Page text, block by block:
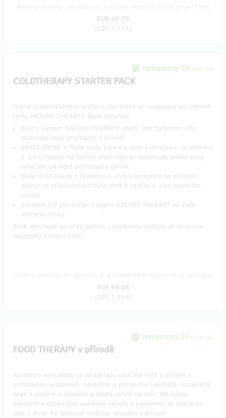
EUR 45.79
(CZK 1,111 )
remaining 38 from 50
COLDTHERAPY STARTER PACK
Nutná výbava každého otužilce, bez které se neobejdou ani členové
týmu NATURE THERAPY. Balík obsahuje:
Kulich s logem NATURE THERAPY, který vám zpříjemní vaše
otužování nebo procházky v přírodě.
BRAVE DRINK = Naše směs koření a bylin s receptem na přípravu
5 porcí nápoje na zahřátí před nebo po ponoru do ledové vody
nebo jen tak když potřebujete zahřát.
Naše směs kakaa z Ekvádoru a chilli s receptem na přípravu
nápoje na probuzení vnitřního ohně k zahřátí v tom největším
chladu.
Sněhově bílý plecháček s logem NATURE THERAPY na Vaše
oblíbené drinky.
Balík vám bude doručen poštou / zásilkovou službou až do domu
nejpozději v únoru 2021.
EUR 64.08
(CZK 1,555)
remaining 30 from 30
FOOD THERAPY v přírodě
Na tomto workshopu se od základu naučíme vařit v přírodě s
minimálním vybavením. Společně si postavíme tábořiště, rozděláme
oheň a povíme si základní pravidla vaření na ohni. Workshop
zakončíme společným uvařením večeře a povídáním se sklenkou
vína u ohně. Po domluvě možnost přespání v přírodě.